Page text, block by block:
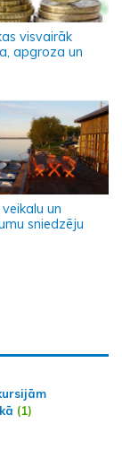
visvairāk
apgroza un
un
sniedzēju
(1)